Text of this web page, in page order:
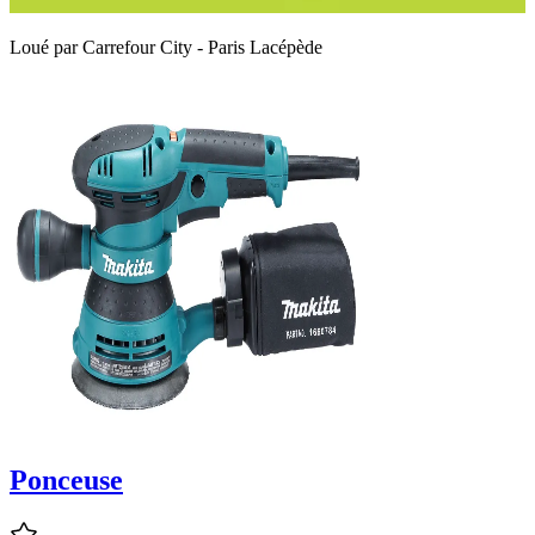
Loué parCarrefour City - Paris Lacépède
Ponceuse